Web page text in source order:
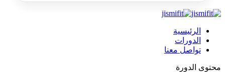
الرئيسية
الدورات
تواصل معنا
محتوى الدورة